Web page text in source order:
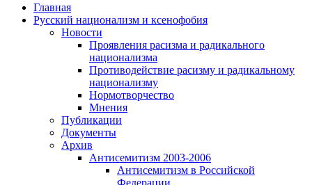
Главная
Русский национализм и ксенофобия
Новости
Проявления расизма и радикального
национализма
Противодействие расизму и радикальному
национализму
Нормотворчество
Мнения
Публикации
Документы
Архив
Антисемитизм 2003-2006
Антисемитизм в Российской
Федерации